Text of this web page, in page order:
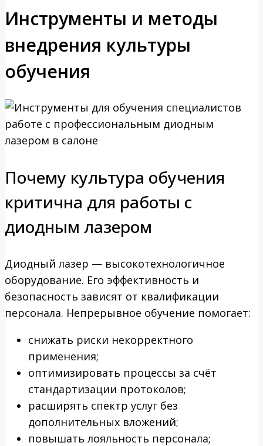
Инструменты и методы
внедрения культуры
обучения
Почему культура обучения
критична для работы с
диодным лазером
Диодный лазер — высокотехнологичное
оборудование. Его эффективность и
безопасность зависят от квалификации
персонала. Непрерывное обучение помогает:
снижать риски некорректного
применения;
оптимизировать процессы за счёт
стандартизации протоколов;
расширять спектр услуг без
дополнительных вложений;
повышать лояльность персонала;